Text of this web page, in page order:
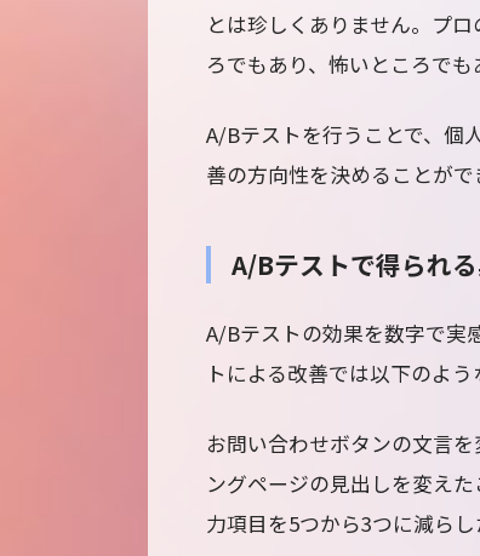
とは珍しくありません。プ
ろでもあり、怖いところでも
A/Bテストを行うことで、個
善の方向性を決めることがで
A/Bテストで得られ
A/Bテストの効果を数字で実
トによる改善では以下のよう
お問い合わせボタンの文言
ングページの見出しを変え
力項目を5つから3つに減ら